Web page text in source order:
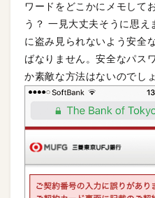
ワードをどこかにメモして
う？ 一見大丈夫そうに思え
に盗み見られないよう安全
ばなりません。安全なパス
か素敵な方法はないのでし